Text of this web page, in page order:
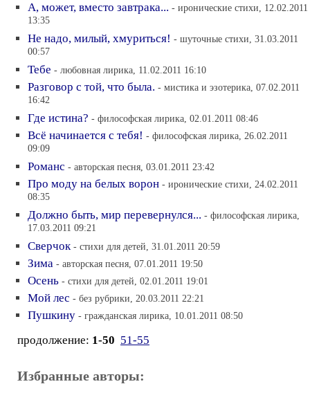
А, может, вместо завтрака... - иронические стихи, 12.02.2011
13:35
Не надо, милый, хмуриться! - шуточные стихи, 31.03.2011
00:57
Тебе - любовная лирика, 11.02.2011 16:10
Разговор с той, что была. - мистика и эзотерика, 07.02.2011
16:42
Где истина? - философская лирика, 02.01.2011 08:46
Всё начинается с тебя! - философская лирика, 26.02.2011
09:09
Романс - авторская песня, 03.01.2011 23:42
Про моду на белых ворон - иронические стихи, 24.02.2011
08:35
Должно быть, мир перевернулся... - философская лирика,
17.03.2011 09:21
Сверчок - стихи для детей, 31.01.2011 20:59
Зима - авторская песня, 07.01.2011 19:50
Осень - стихи для детей, 02.01.2011 19:01
Мой лес - без рубрики, 20.03.2011 22:21
Пушкину - гражданская лирика, 10.01.2011 08:50
продолжение: 1-50 51-55
Избранные авторы: